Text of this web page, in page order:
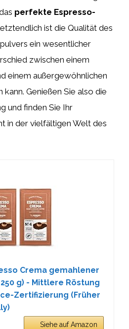
perfekte Espresso-
ist die Qualität des
ein wesentlicher
zwischen einem
einem außergewöhnlichen
kann. Genießen Sie also die
und finden Sie Ihr
in der vielfältigen Welt des
Crema gemahlener
g) - Mittlere Röstung
Zertifizierung (Früher
Siehe auf Amazon